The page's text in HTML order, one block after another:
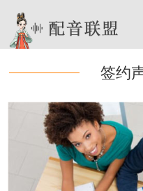
签约